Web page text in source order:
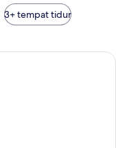
3+ tempat tidur